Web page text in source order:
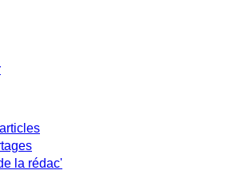
la rédac'